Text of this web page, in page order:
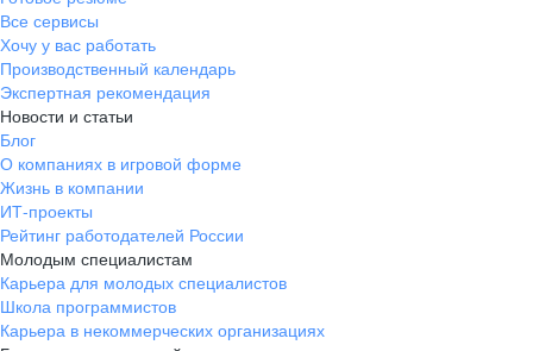
Все сервисы
Хочу у вас работать
Производственный календарь
Экспертная рекомендация
Новости и статьи
Блог
О компаниях в игровой форме
Жизнь в компании
ИТ-проекты
Рейтинг работодателей России
Молодым специалистам
Карьера для молодых специалистов
Школа программистов
Карьера в некоммерческих организациях